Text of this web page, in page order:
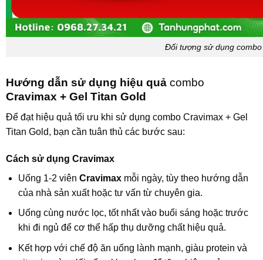
Đối tượng sử dụng
Hướng dẫn sử dụng hiệu quả combo
Cravimax + Gel Titan Gold
Để đạt hiệu quả tối ưu khi sử dụng combo Cravimax + Gel
Titan Gold, bạn cần tuân thủ các bước sau:
Cách sử dụng Cravimax
Uống 1-2 viên Cravimaxmỗi ngày, tùy theo hướng dẫn
của nhà sản xuất hoặc tư vấn từ chuyên gia.
Uống cùng nước lọc, tốt nhất vào buổi sáng hoặc trước
khi đi ngủ để cơ thể hấp thụ dưỡng chất hiệu quả.
Kết hợp với chế độ ăn uống lành mạnh, giàu protein và